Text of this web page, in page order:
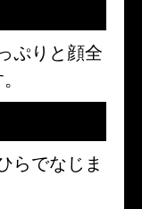
ぷりと顔全
らでなじま